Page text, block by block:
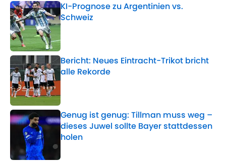
KI-Prognose zu Argentinien vs.
Schweiz
Published by on Invalid Date
Bericht: Neues Eintracht-Trikot bricht
alle Rekorde
Published by on Invalid Date
Genug ist genug: Tillman muss weg –
dieses Juwel sollte Bayer stattdessen
holen